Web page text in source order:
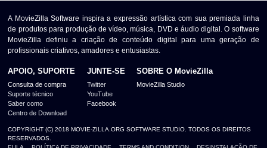
A MovieZilla Software inspira a expressão artística com sua premiada linha
de produtos para produção de vídeo, música, DVD e áudio digital. O software
MovieZilla definiu a criação de conteúdo digital para uma geração de
profissionais criativos, amadores e entusiastas.
APOIO, SUPORTE
Consulta de compra
Suporte técnico
Saber como
Centro de Download
JUNTE-SE
Twitter
YouTube
Facebook
SOBRE O MovieZilla
MovieZilla Studio
COPYRIGHT (C) 2018 MOVIE-ZILLA.ORG SOFTWARE STUDIO. TODOS OS DIREITOS
RESERVADOS.